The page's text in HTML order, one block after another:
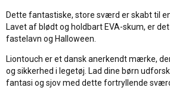
Dette fantastiske, store sværd er skabt til
Lavet af blødt og holdbart EVA-skum, er
fastelavn og Halloween.
Liontouch er et dansk anerkendt mærke,
og sikkerhed i legetøj. Lad dine børn
fantasi og sjov med dette fortryllende